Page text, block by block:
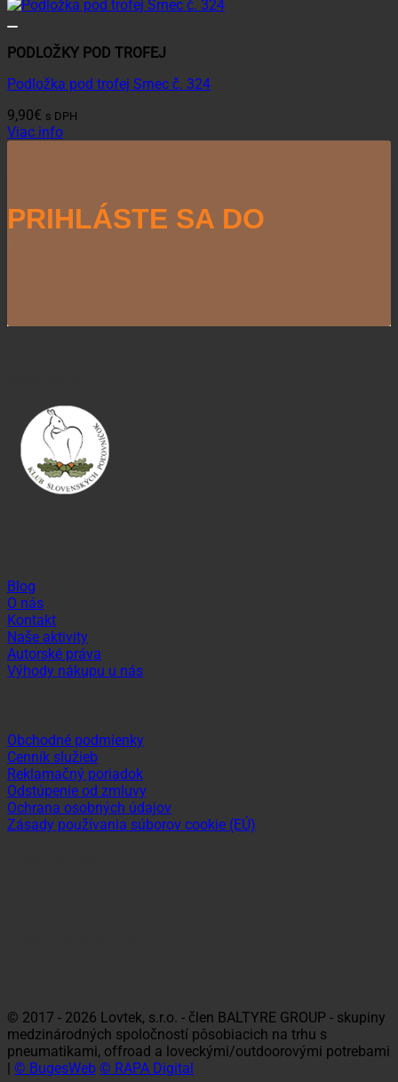
PODLOŽKY POD TROFEJ
Podložka pod trofej Srnec č. 324
9,90€ s DPH
Viac info
PRIHLÁSTE SA DO
Blog
O nás
Kontakt
Naše aktivity
Autorské práva
Výhody nákupu u nás
Obchodné podmienky
Cenník služieb
Reklamačný poriadok
Odstúpenie od zmluvy
Ochrana osobných údajov
Zásady používania súborov cookie (EÚ)
© 2017 - 2026 Lovtek, s.r.o. - člen BALTYRE GROUP - skupiny
medzinárodných spoločností pôsobiacich na trhu s
pneumatikami, offroad a loveckými/outdoorovými potrebami
| © BugesWeb © RAPA Digital